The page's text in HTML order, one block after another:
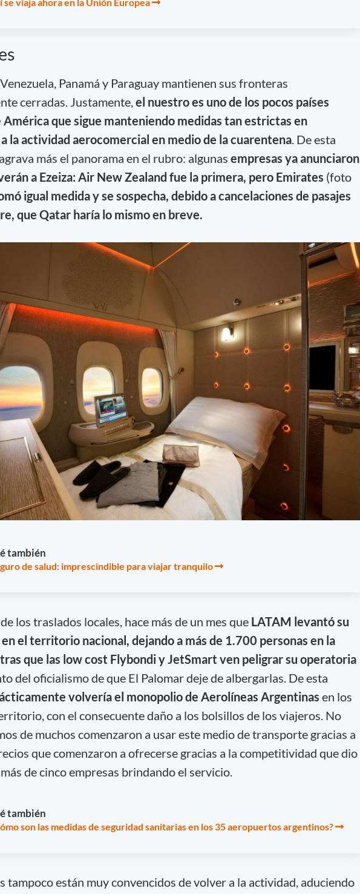
Panamá y Paraguay mantienen sus fronteras
cerradas. Justamente, el nuestro es uno de los pocos países
América que sigue manteniendo medidas tan estrictas en
la actividad aerocomercial en medio de la cuarentena. De esta
más el panorama en el rubro: algunas empresas ya anunciaron
a Ezeiza: Air New Zealand fue la primera, pero Emirates (foto
igual medida y se sospecha, debido a cancelaciones de pasajes
que Qatar haría lo mismo en breve.
también
de salud: imprescindible para viajar tranquilo
los traslados locales, hace más de un mes que LATAM levantó su
el territorio nacional, dejando a más de 1.700 personas en la
que las low cost Flybondi y JetSmart ven peligrar su operatoria
del oficialismo de que El Palomar deje de albergarlas. De esta
volvería el monopolio de Aerolíneas Argentinas en los
con el consecuente daño a los bolsillos de los viajeros. No
de muchos comenzaron a usar este medio de transporte gracias a
que comenzaron a ofrecerse gracias a la competitividad que dio
de cinco empresas brindando el servicio.
también
son las medidas de seguridad sanitarias en los 35 aeropuertos argentinos?
tampoco están muy convencidos de volver a la actividad, aduciendo